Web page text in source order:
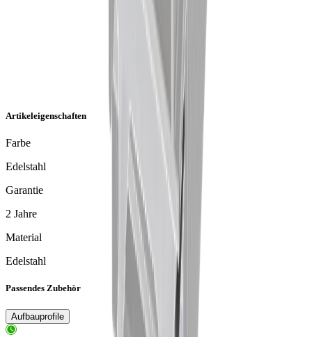
Artikeleigenschaften
Farbe
Edelstahl
Garantie
2 Jahre
Material
Edelstahl
Passendes Zubehör
Aufbauprofile